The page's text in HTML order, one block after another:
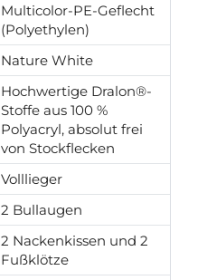
Multicolor-PE-Geflecht
(Polyethylen)
Nature White
Hochwertige Dralon®-
Stoffe aus 100 %
Polyacryl, absolut frei
von Stockflecken
Volllieger
2 Bullaugen
2 Nackenkissen und 2
Fußklötze